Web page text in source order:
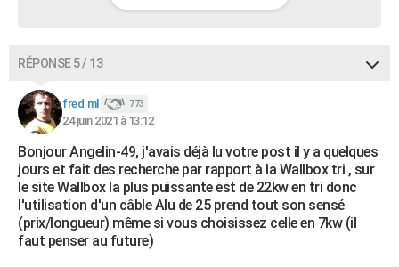
RÉPONSE 5 / 13
fred.ml 773
24 juin 2021 à 13:12
Bonjour Angelin-49, j'avais déjà lu votre post il y a quelques
jours et fait des recherche par rapport à la Wallbox tri , sur
le site Wallbox la plus puissante est de 22kw en tri donc
l'utilisation d'un câble Alu de 25 prend tout son sensé
(prix/longueur) même si vous choisissez celle en 7kw (il
faut penser au future)